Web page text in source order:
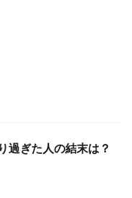
過ぎた人の結末は？